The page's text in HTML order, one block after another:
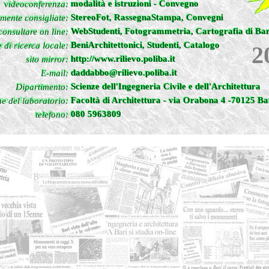
videoconferenza: modalità e istruzioni - Convegno
consigliate: StereoFot, RassegnaStampa, Convegni
on line: WebStudenti, Fotogrammetria, Cartografia di
di ricerca locale: BeniArchitettonici, Studenti, Catalogo
sito mirror: http://www.rilievo.poliba.it
E-mail: daddabbo@rilievo.poliba.it
Dipartimento: Scienze dell'Ingegneria Civile e dell'Architettura
del laboratorio: Facoltà di Architettura - via Orabona 4 -70125
telefono: 080 5963809
videoconferenza: modalitàeistruzioni-Convegno
consigliate: StereoFot,RassegnaStampa,Convegni
on line: WebStudenti,Fotogrammetria,Cartografia di
di ricerca locale: BeniArchitettonici,Studenti,Catalogo
sito mirror: http://www.rilievo.poliba.it
E-mail: daddabbo@rilievo.poliba.it
Dipartimento: Scienze dell'Ingegneria Civile e dell'Architettura
del laboratorio: Facoltà di Architettura - via Orabona 4 -70125
telefono: 080 5963809